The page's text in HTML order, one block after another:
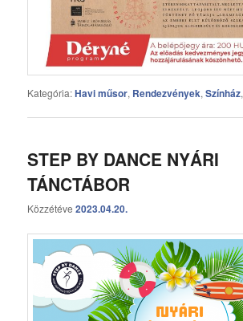
Kategória:Havi műsor, Rendezvények,Színház,
STEP BY DANCE NYÁRI
TÁNCTÁBOR
Közzétéve2023.04.20.